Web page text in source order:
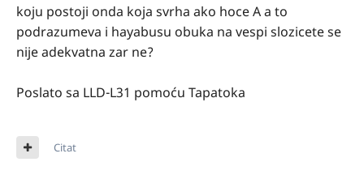
koju postoji onda koja svrha ako hoce A a to
podrazumeva i hayabusu obuka na vespi slozicete se
nije adekvatna zar ne?
Poslato sa LLD-L31 pomoću Tapatoka
Citat